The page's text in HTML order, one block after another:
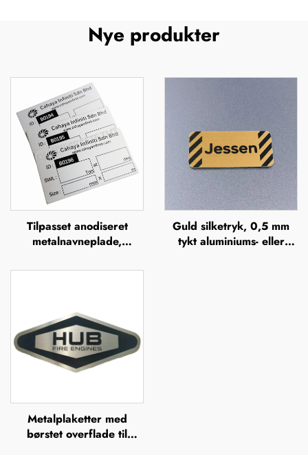
Nye produkter
Tilpasset anodiseret
metalnavneplade,
aluminiumsnavneplader
Guld silketryk, 0,5 mm
tykt aluminiums- eller
Metalplaketter med
børstet overflade til